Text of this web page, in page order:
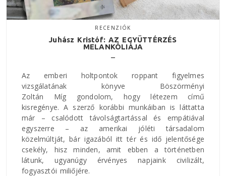
RECENZIÓK
Juhász Kristóf: AZ EGYÜTTÉRZÉS
MELANKÓLIÁJA
Az emberi holtpontok roppant figyelmes
vizsgálatának könyve Böszörményi
Zoltán Míg gondolom, hogy létezem című
kisregénye. A szerző korábbi munkáiban is láttatta
már – csalódott távolságtartással és empátiával
egyszerre – az amerikai jóléti társadalom
közelmúltját, bár igazából itt tér és idő jelentősége
csekély, hisz minden, amit ebben a történetben
látunk, ugyanúgy érvényes napjaink civilizált,
fogyasztói miliőjére.